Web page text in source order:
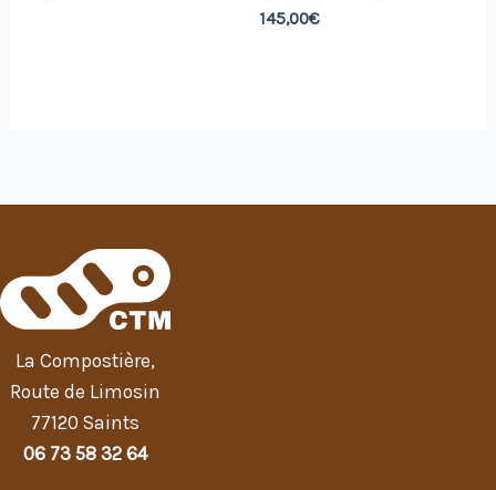
145,00€
La Compostière,
Route de Limosin
77120 Saints
06 73 58 32 64